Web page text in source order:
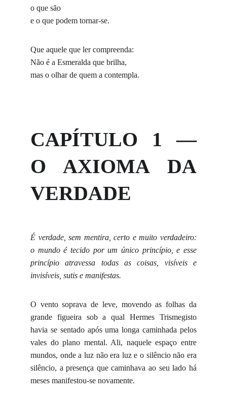
o que são
e o que podem tornar-se.
Que aquele que ler compreenda:
Não é a Esmeralda que brilha,
mas o olhar de quem a contempla.
CAPÍTULO 1 —
O AXIOMA DA
VERDADE
É verdade, sem mentira, certo e muito verdadeiro:
o mundo é tecido por um único princípio, e esse
princípio atravessa todas as coisas, visíveis e
invisíveis, sutis e manifestas.
O vento soprava de leve, movendo as folhas da
grande figueira sob a qual Hermes Trismegisto
havia se sentado após uma longa caminhada pelos
vales do plano mental. Ali, naquele espaço entre
mundos, onde a luz não era luz e o silêncio não era
silêncio, a presença que caminhava ao seu lado há
meses manifestou-se novamente.